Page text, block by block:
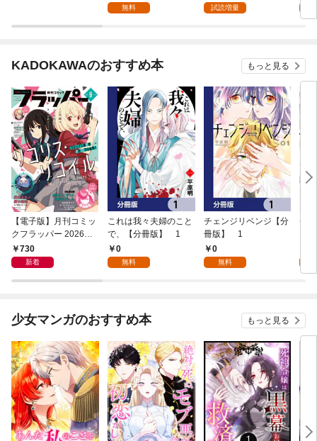
た 黒猫さんをもふも
無料
た 黒猫さんをもふも
き下ろし付き】
試読増量
た
ふ
KADOKAWAのおすすめ本 もっと見る
【電子版】月刊コミッ
クフラッパー 2026年9
月号730
新着
これは我々夫婦のこと
で、【分冊版】 1
0
無料
チェンジリベンジ【分
冊版】 1
0
無料
チ
少女マンガのおすすめ本 もっと見る